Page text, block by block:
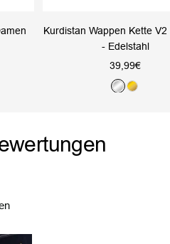
Kurdistan Wappen Kette
- Edelstahl
39,99€
S
G